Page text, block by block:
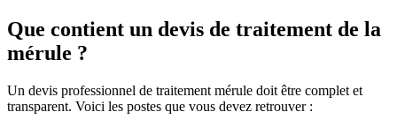
Que contient un devis de traitement de la
mérule ?
Un devis professionnel de traitement mérule doit être complet et
transparent. Voici les postes que vous devez retrouver :